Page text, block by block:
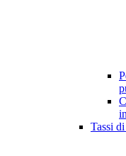
Tassi di